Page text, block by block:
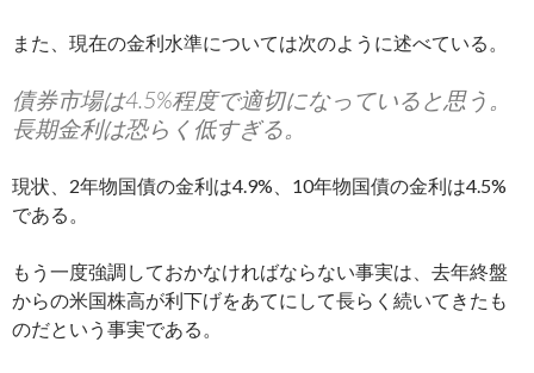
また、現在の金利水準については次のように述べている。
債券市場は4.5%程度で適切になっていると思う。
長期金利は恐らく低すぎる。
現状、2年物国債の金利は4.9%、10年物国債の金利は4.5%
である。
もう一度強調しておかなければならない事実は、去年終盤
からの米国株高が利下げをあてにして長らく続いてきたも
のだという事実である。